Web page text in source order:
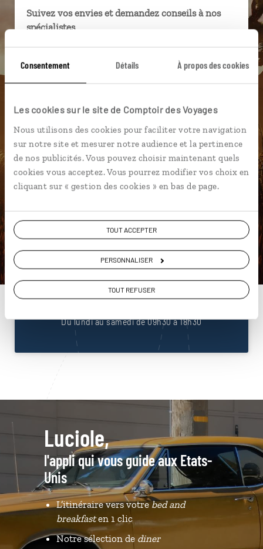
Consentement Détails À propos des cookies
Les cookies sur le site de Comptoir des Voyages
Nous utilisons des cookies pour faciliter votre navigation
sur notre site et mesurer notre audience et la pertinence
de nos publicités. Vous pouvez choisir maintenant quels
cookies vous acceptez. Vous pourrez modifier vos choix en
cliquant sur « gestion des cookies » en bas de page.
TOUT ACCEPTER
PERSONNALISER
TOUT REFUSER
Suivez vos envies et demandez conseils à nos
spécialistes
près de vos envies et de la réalité du pays.
Échangez en face à face ou depuis nos studios
téléphone.
Vous gardez le même interlocuteur avant,
pendant et après votre voyage.
DEMANDER UN DEVIS
ou
Construisez votre voyage avec un spécialiste Etats-
Unis
01 85 08 23 53
Du lundi au samedi de 09h30 à 18h30
Luciole,
l'appli qui vous guide aux Etats-
Unis
L’itinéraire vers votrebed and
breakfasten 1 clic
Notre sélection de diner